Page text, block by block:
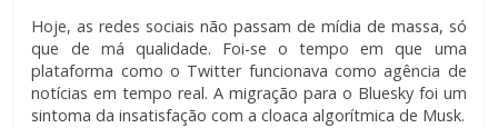
Hoje, as redes sociais não passam de mídia de massa, só
que de má qualidade. Foi-se o tempo em que uma
plataforma como o Twitter funcionava como agência de
notícias em tempo real. A migração para o Bluesky foi um
sintoma da insatisfação com a cloaca algorítmica de Musk.